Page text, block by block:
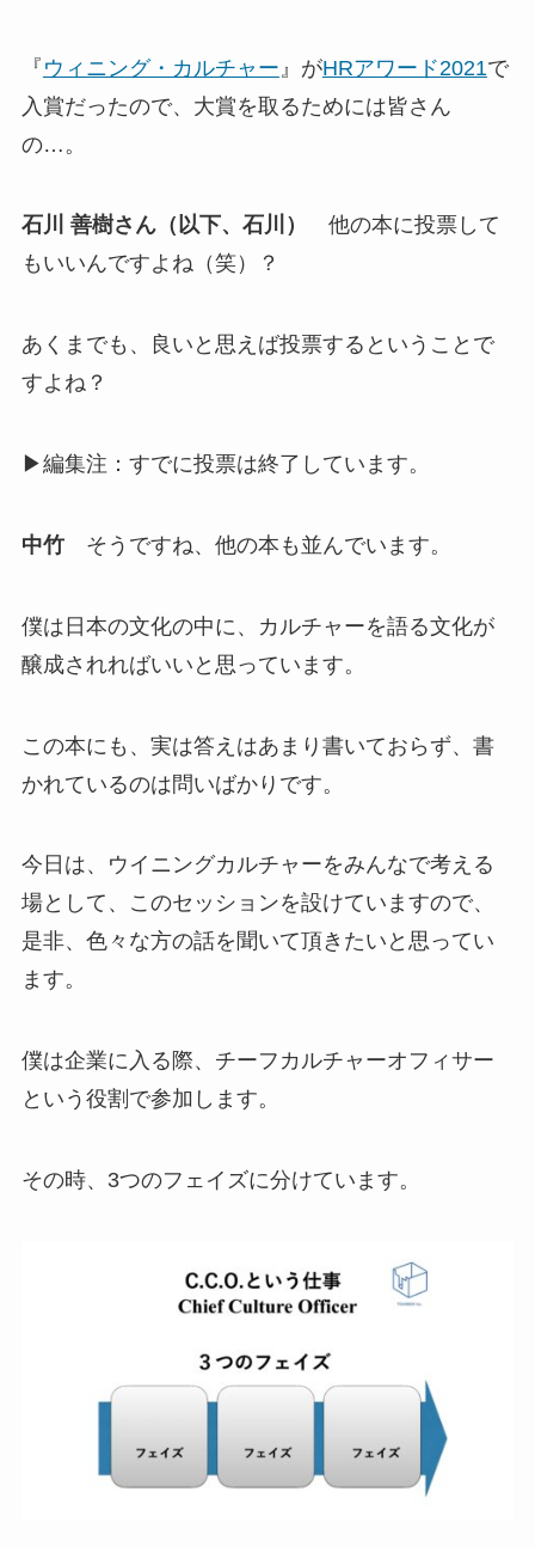
『 ウィニング・カルチャー 』がHRアワード2021で
入賞だったので、大賞を取るためには皆さん
の…。
石川 善樹さん（以下、石川）
他の本に投票して
もいいんですよね（笑）？
あくまでも、良いと思えば投票するということで
すよね？
▶編集注：すでに投票は終了しています。
中竹そうですね、他の本も並んでいます。
僕は日本の文化の中に、カルチャーを語る文化が
醸成されればいいと思っています。
この本にも、実は答えはあまり書いておらず、書
かれているのは問いばかりです。
今日は、ウイニングカルチャーをみんなで考える
場として、このセッションを設けていますので、
是非、色々な方の話を聞いて頂きたいと思ってい
ます。
僕は企業に入る際、チーフカルチャーオフィサー
という役割で参加します。
その時、3つのフェイズに分けています。